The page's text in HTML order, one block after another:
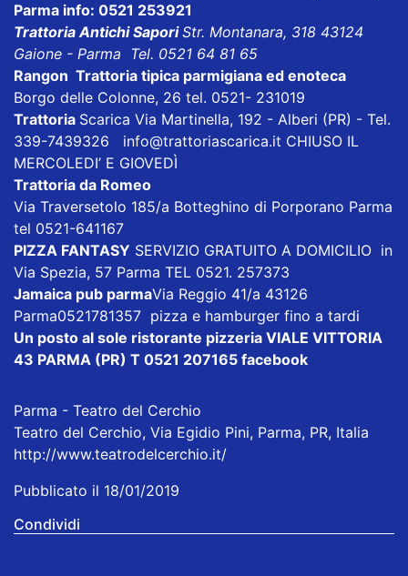
Parma info: 0521 253921
Trattoria Antichi SaporiStr. Montanara, 318 43124
Gaione - Parma Tel. 0521 64 81 65
Rangon Trattoria tipica parmigiana ed enoteca
Borgo delle Colonne, 26 tel. 0521- 231019
Trattoria Scarica Via Martinella, 192 - Alberi (PR) - Tel.
339-7439326 info@trattoriascarica.it CHIUSO IL
MERCOLEDI’ E GIOVEDÌ
Trattoria da Romeo
Via Traversetolo 185/a Botteghino di Porporano Parma
tel 0521-641167
PIZZA FANTASY SERVIZIO GRATUITO A DOMICILIO in
Via Spezia, 57 Parma TEL 0521. 257373
Jamaica pub parmaVia Reggio 41/a 43126
Parma0521781357 pizza e hamburger fino a tardi
Un posto al sole ristorante pizzeria VIALE VITTORIA
43 PARMA (PR) T 0521 207165 facebook
Parma - Teatro del Cerchio
Teatro del Cerchio, Via Egidio Pini, Parma, PR, Italia
http://www.teatrodelcerchio.it/
Pubblicato il 18/01/2019
Condividi